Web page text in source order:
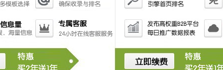
衡水水泥管不仅具有出色的耐用性，还注重环保。在生
理，确保产品对环境的影响降到低。